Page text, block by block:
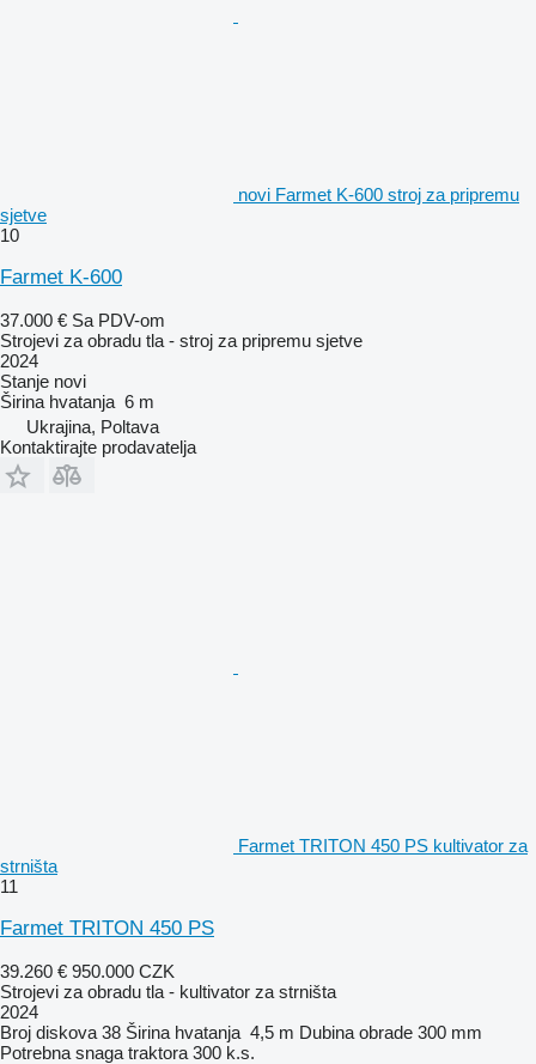
novi Farmet K-600 stroj za pripremu
sjetve
10
Farmet K-600
37.000 € Sa PDV-om
Strojevi za obradu tla - stroj za pripremu sjetve
2024
Stanje novi
Širina hvatanja 6 m
Ukrajina, Poltava
Kontaktirajte prodavatelja
Farmet TRITON 450 PS kultivator za
strništa
11
Farmet TRITON 450 PS
39.260 € 950.000 CZK
Strojevi za obradu tla - kultivator za strništa
2024
Broj diskova 38 Širina hvatanja 4,5 m Dubina obrade 300 mm
Potrebna snaga traktora 300 k.s.